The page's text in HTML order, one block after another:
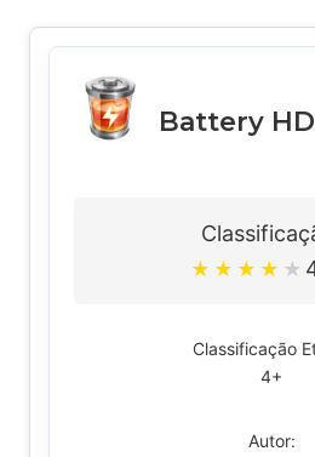
Battery
★ ★ ★ ★ ★
Classificação
4+
Autor: